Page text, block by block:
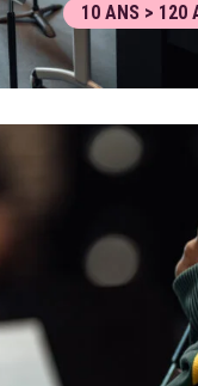
10 ANS > 120